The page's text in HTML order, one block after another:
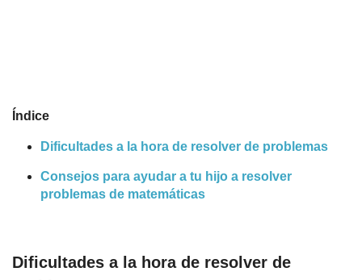
Índice
Dificultades a la hora de resolver de problemas
Consejos para ayudar a tu hijo a resolver
problemas de matemáticas
Dificultades a la hora de resolver de